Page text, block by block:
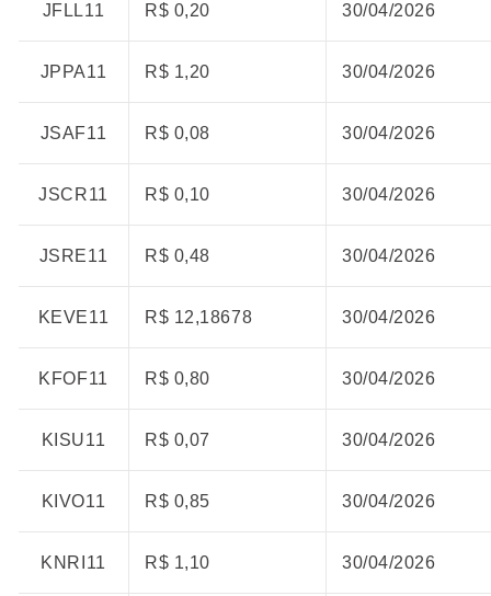
JFLL11 R$ 0,20 30/04/2026
JPPA11 R$ 1,20 30/04/2026
JSAF11 R$ 0,08 30/04/2026
JSCR11 R$ 0,10 30/04/2026
JSRE11 R$ 0,48 30/04/2026
KEVE11 R$ 12,18678 30/04/2026
KFOF11 R$ 0,80 30/04/2026
KISU11 R$ 0,07 30/04/2026
KIVO11 R$ 0,85 30/04/2026
KNRI11 R$ 1,10 30/04/2026